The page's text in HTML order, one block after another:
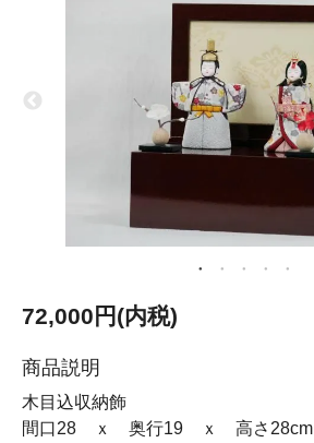
72,000円(内税)
商品説明
木目込収納飾
間口28 ｘ 奥行19 ｘ 高さ28cm